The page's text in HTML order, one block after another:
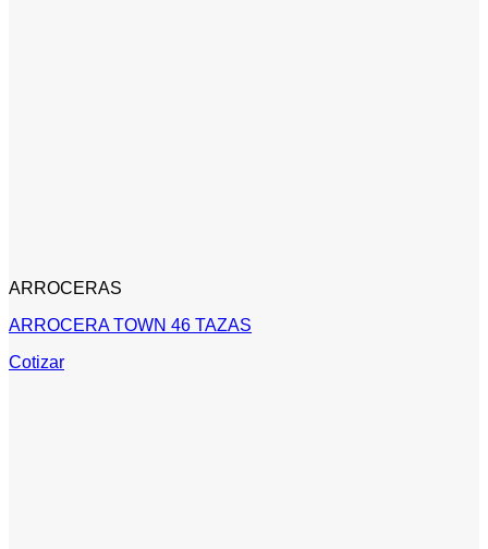
ARROCERAS
ARROCERA TOWN 46 TAZAS
Cotizar